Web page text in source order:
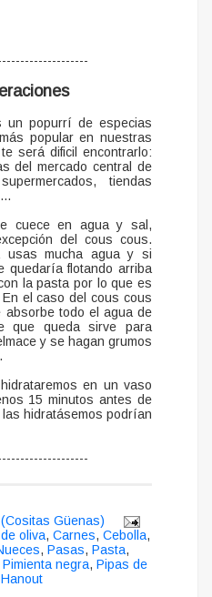
un popurrí de especias
popular en nuestras
será dificil encontrarlo:
del mercado central de
tiendas
cuece en agua y sal,
del cous cous.
usas mucha agua y si
quedaría flotando arriba
la pasta por lo que es
el caso del cous cous
todo el agua de
que queda sirve para
y se hagan grumos
en un vaso
15 minutos antes de
hidratásemos podrían
Güenas)
oliva, Carnes, Cebolla,
, Pasas, Pasta,
Pimienta negra, Pipas de